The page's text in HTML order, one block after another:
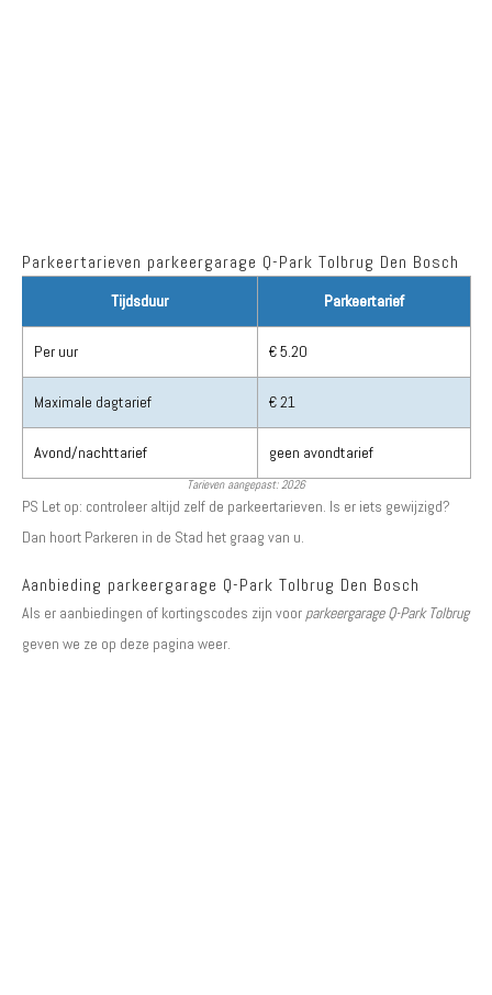
Parkeertarieven parkeergarage Q-Park Tolbrug Den Bosch
Tijdsduur Parkeertarief
Per uur € 5.20
Maximale dagtarief € 21
Avond/nachttarief geen avondtarief
Tarieven aangepast: 2026
PS Let op: controleer altijd zelf de parkeertarieven. Is er iets gewijzigd?
Dan hoort Parkeren in de Stad het graag van u.
Aanbieding parkeergarage Q-Park Tolbrug Den Bosch
Als er aanbiedingen of kortingscodes zijn voor parkeergarage Q-Park Tolbrug
geven we ze op deze pagina weer.